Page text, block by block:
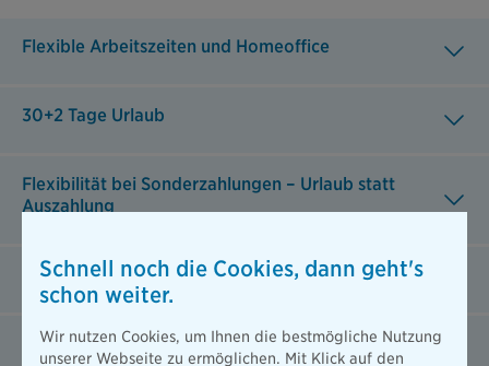
Flexible Arbeitszeiten und Homeoffice
30+2 Tage Urlaub
Flexibilität bei Sonderzahlungen – Urlaub statt
Auszahlung
Jobrad
Zuschuss für öffentliche Verkehrsmittel
Schnell noch die Cookies, dann geht's
schon weiter.
Wir nutzen Cookies, um Ihnen die bestmögliche Nutzung
unserer Webseite zu ermöglichen. Mit Klick auf den